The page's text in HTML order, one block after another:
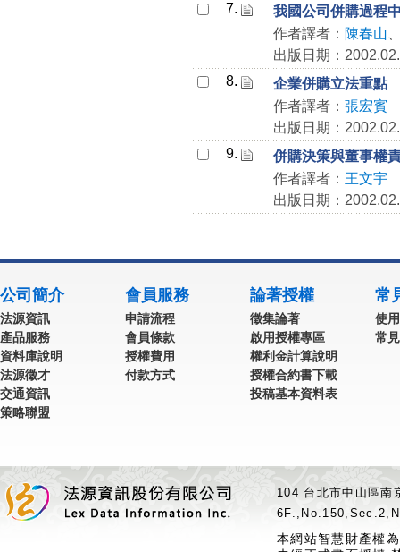
7.
我國公司併購過程
作者譯者： 陳春山
出版日期：
8.
企業併購立法重點
作者譯者： 張宏賓
出版日期：
9.
併購決策與董事權
作者譯者： 王文宇
出版日期：
公司簡介
法源資訊
產品服務
資料庫說明
法源徵才
交通資訊
策略聯盟
會員服務
申請流程
會員條款
授權費用
付款方式
論著授權
徵集論著
啟用授權專區
權利金計算說明
授權合約書下載
投稿基本資料表
常
使
常
104 台北市中山區
本網站智慧財產權